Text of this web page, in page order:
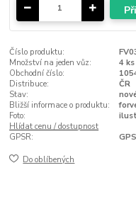
Číslo produktu:
Množství na jeden vůz:
4 ks
Obchodní číslo:
Distribuce:
ČR
Stav:
Bližší informace o produktu:
Foto:
Hlídat cenu / dostupnost
GPSR:
Do oblíbených